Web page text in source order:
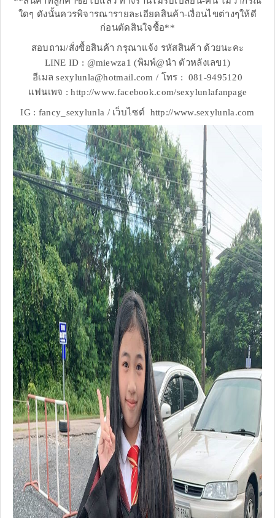
ใดๆ ดังนั้นควรพิจารณารายละเอียดสินค้า-เงื่อนไขต่างๆให้ดี
ก่อนตัดสินใจซื้อ**
สอบถาม/สั่งซื้อสินค้า กรุณาแจ้ง รหัสสินค้า ด้วยนะคะ
LINE ID : @miewza1 (พิมพ์@นำ ตัวหลังเลข1)
อีเมล sexylunla@hotmail.com / โทร : 081-9495120
แฟนเพจ : http://www.facebook.com/sexylunlafanpage
IG : fancy_sexylunla / เว็บไซต์ http://www.sexylunla.com